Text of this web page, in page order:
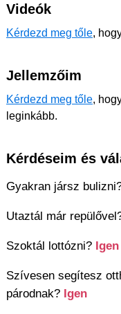
Videók
Kérdezd meg tőle,
Jellemzőim
Kérdezd meg tőle,
leginkább.
Kérdéseim és
Gyakran jársz
Utaztál már
Szoktál lottózni? Igen
Szívesen segítesz
párodnak? Igen